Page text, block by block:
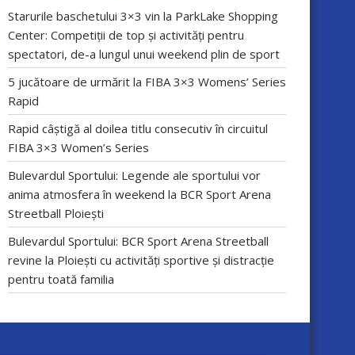
Starurile baschetului 3×3 vin la ParkLake Shopping
Center: Competiții de top și activități pentru
spectatori, de-a lungul unui weekend plin de sport
5 jucătoare de urmărit la FIBA 3×3 Womens’ Series
Rapid
Rapid câștigă al doilea titlu consecutiv în circuitul
FIBA 3×3 Women’s Series
Bulevardul Sportului: Legende ale sportului vor
anima atmosfera în weekend la BCR Sport Arena
Streetball Ploiești
Bulevardul Sportului: BCR Sport Arena Streetball
revine la Ploiești cu activități sportive și distracție
pentru toată familia